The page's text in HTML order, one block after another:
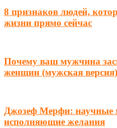
8 признаков людей,
жизни прямо сейчас
Почему ваш мужчина
женщин (мужская версия)
Джозеф Мерфи: научные
исполняющие желания